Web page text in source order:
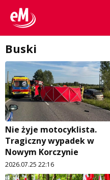
Historia na fali
Modna kultura
OdNowa
Pacjent, którego nie
Pasjonaci
Piąta strona świata
Prawdę mówiąc
Słowo Dnia
Tak wierzę
O nas
Regulamin programu Patron
Zespół
Logo do pobrania
Regulamin konkursów
Regulamin przesyłania
Regulamin sklepu
Regulamin darowizn
Regulamin konkursu
Buski
Nie żyje motocyklista.
Tragiczny wypadek w
Nowym Korczynie
2026.07.25 22:16